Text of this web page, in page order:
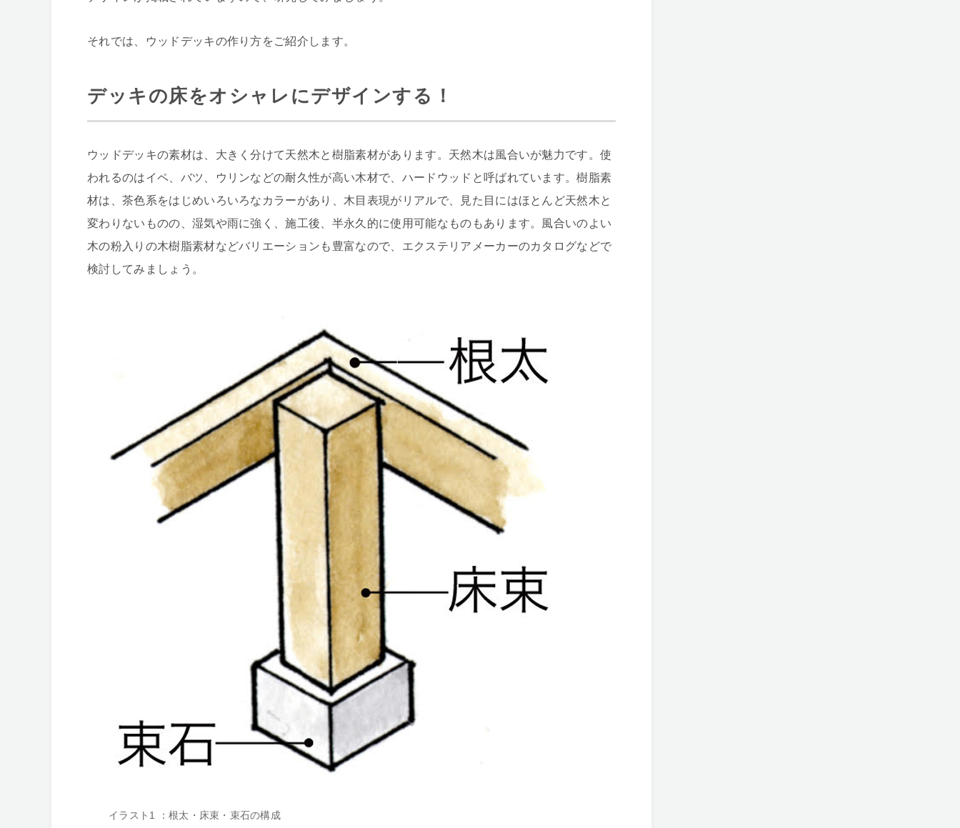
それでは、ウッドデッキの作り方をご紹介します。
デッキの床をオシャレにデザインする！
ウッドデッキの素材は、大きく分けて天然木と樹脂素材があります。天然木は風合いが魅力です。使
われるのはイペ、バツ、ウリンなどの耐久性が高い木材で、ハードウッドと呼ばれています。樹脂素
材は、茶色系をはじめいろいろなカラーがあり、木目表現がリアルで、見た目にはほとんど天然木と
変わりないものの、湿気や雨に強く、施工後、半永久的に使用可能なものもあります。風合いのよい
木の粉入りの木樹脂素材などバリエーションも豊富なので、エクステリアメーカーのカタログなどで
検討してみましょう。
イラスト1 ：根太・床束・束石の構成